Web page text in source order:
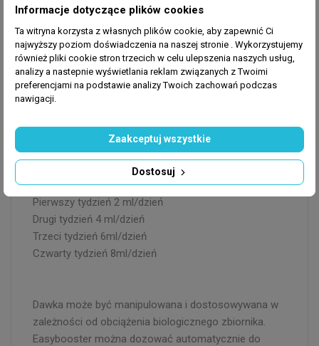
Dawkowanie Easy Reef Booster 25
Dawkowanie różni się nieznacznie w zależności od
obciążenia organizmami w akwarium. Ogólnie rzecz
biorąc, ustala się to pomiędzy 8 ml/dzień a 16
litrów. Dawka powinna być zwiększana regularnie w
następujący sposób:
Pierwszy tydzień 2 ml/dzień
Drugi tydzień 4 ml/dzień
Trzeci tydzień 6ml/dzień
Czwarty tydzień 8ml/dzień
Dawka może być manipulowana i dostosowywana w
zależności od obciążenia biologicznego zbiornika.
Easybooster można dozować automatycznie do
Informacje dotyczące plików cookies
Ta witryna korzysta z własnych plików cookie, aby zapewnić Ci
najwyższy poziom doświadczenia na naszej stronie . Wykorzystujemy
również pliki cookie stron trzecich w celu ulepszenia naszych usług,
analizy a nastepnie wyświetlania reklam związanych z Twoimi
preferencjami na podstawie analizy Twoich zachowań podczas
nawigacji.
Dostosuj
Zaakceptuj wszystkie